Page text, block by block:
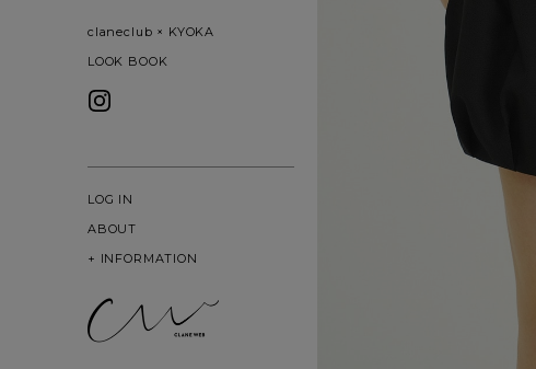
claneclub × KYOKA
LOOK BOOK
LOG IN
ABOUT
+ INFORMATION